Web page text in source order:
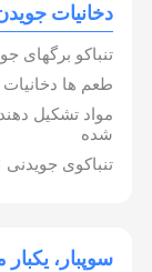
دخانیات
تنباکو برگهای
طعم ها دخانیات
شده
تنباکوی جویدنی 3 اونس برش آزاد خود را از ما امروز تهیه کنید
سوپبار،